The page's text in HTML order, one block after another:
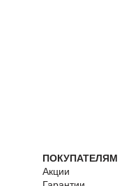
ПОКУПАТЕЛЯМ
Акции